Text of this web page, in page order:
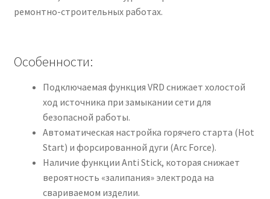
ремонтно-строительных работах.
Особенности:
Подключаемая функция VRD снижает холостой
ход источника при замыкании сети для
безопасной работы.
Автоматическая настройка горячего старта (Hot
Start) и форсированной дуги (Arc Force).
Наличие функции Anti Stick, которая снижает
вероятность «залипания» электрода на
свариваемом изделии.